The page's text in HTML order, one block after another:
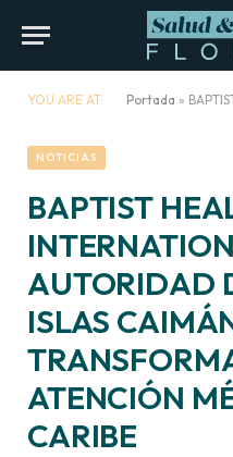
YOU ARE AT: Portada » BAPTIST HEALTH
NOTICIAS
BAPTIST
AUTORIDAD
ISLAS
ATENCIÓN
CARIBE